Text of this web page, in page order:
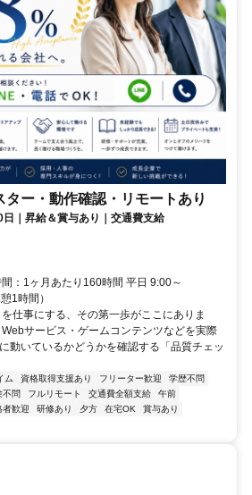
ター・動作確認・リモートあり
｜昇給＆賞与あり｜交通費支給
：1ヶ月あたり160時間 平日 9:00～
1時間）
仕事にする、その第一歩がここにありま
サービス・ゲームコンテンツなどを実際
動いているかどうかを確認する「品質チェッ
ム 資格取得支援あり フリーター歓迎
学歴不問
不問 フルリモート 交通費全額支給
午前
者歓迎 研修あり 夕方 在宅OK
賞与あり